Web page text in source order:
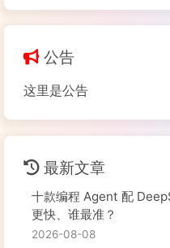
公告
这里是公告
最新文章
十款编程 Agent 配
更快、谁最准？
2026-08-08